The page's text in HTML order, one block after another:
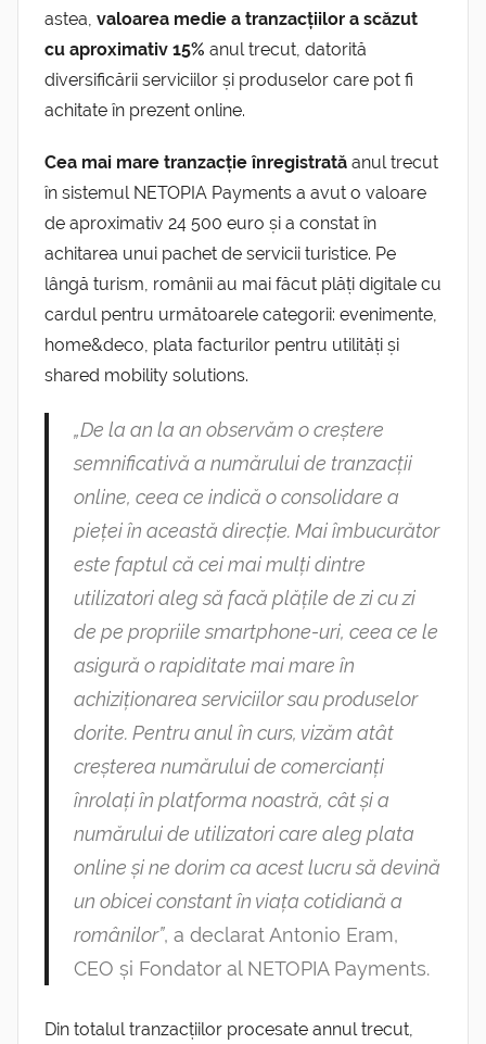
astea, valoarea medie a tranzacțiilor a scăzut
cu aproximativ 15% anul trecut, datorită
diversificării serviciilor și produselor care pot fi
achitate în prezent online.
Cea mai mare tranzacție înregistrată anul trecut
în sistemul NETOPIA Payments a avut o valoare
de aproximativ 24 500 euro și a constat în
achitarea unui pachet de servicii turistice. Pe
lângă turism, românii au mai făcut plăți digitale cu
cardul pentru următoarele categorii: evenimente,
home&deco, plata facturilor pentru utilități și
shared mobility solutions.
„De la an la an observăm o creștere
semnificativă a numărului de tranzacții
online, ceea ce indică o consolidare a
pieței în această direcție. Mai îmbucurător
este faptul că cei mai mulți dintre
utilizatori aleg să facă plățile de zi cu zi
de pe propriile smartphone-uri, ceea ce le
asigură o rapiditate mai mare în
achiziționarea serviciilor sau produselor
dorite. Pentru anul în curs, vizăm atât
creșterea numărului de comercianți
înrolați în platforma noastră, cât și a
numărului de utilizatori care aleg plata
online și ne dorim ca acest lucru să devină
un obicei constant în viața cotidiană a
românilor”, a declarat Antonio Eram,
CEO și Fondator al NETOPIA Payments.
Din totalul tranzacțiilor procesate annul trecut,